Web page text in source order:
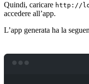
Quindi, caricare http://
accedere all’app.
L’app generata ha la